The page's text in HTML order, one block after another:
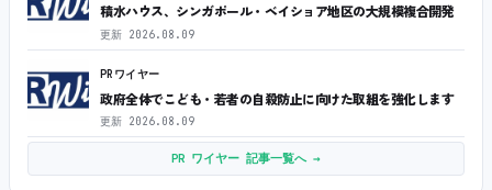
積水ハウス、シンガポール・ベイショア地区の大規模複合開発
更新 2026.08.09
PRワイヤー
政府全体でこども・若者の自殺防止に向けた取組を強化します
更新 2026.08.09
PR ワイヤー 記事一覧へ →